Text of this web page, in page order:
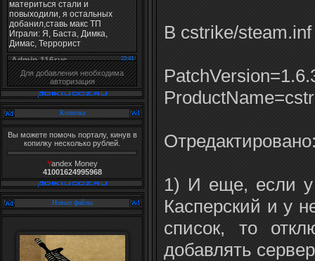
Для добавления необходима
авторизация
Копилка
Вы можете помочь порталу, кинув в
копилку несколько рублей.
Yandex Money
41001624995968
Новые файлы
В cstrike/
1) И еще, если у
Касперский и у
список, то
добавлять